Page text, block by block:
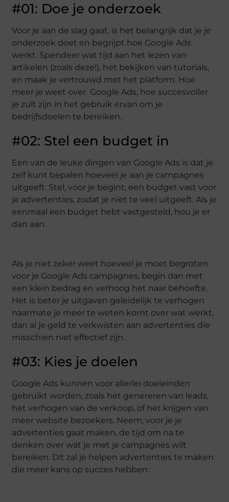
#01: Doe je onderzoek
Voor je aan de slag gaat, is het belangrijk dat je je
onderzoek doet en begrijpt hoe Google Ads
werkt. Spendeer wat tijd aan het lezen van
artikelen (zoals deze!), het bekijken van tutorials,
en maak je vertrouwd met het platform. Hoe
meer je weet over Google Ads, hoe succesvoller
je zult zijn in het gebruik ervan om je
bedrijfsdoelen te bereiken.
#02: Stel een budget in
Een van de leuke dingen van Google Ads is dat je
zelf kunt bepalen hoeveel je aan je campagnes
uitgeeft. Stel, voor je begint, een budget vast voor
je advertenties, zodat je niet te veel uitgeeft. Als je
eenmaal een budget hebt vastgesteld, hou je er
dan aan.
Als je niet zeker weet hoeveel je moet begroten
voor je Google Ads campagnes, begin dan met
een klein bedrag en verhoog het naar behoefte.
Het is beter je uitgaven geleidelijk te verhogen
naarmate je meer te weten komt over wat werkt,
dan al je geld te verkwisten aan advertenties die
misschien niet effectief zijn.
#03: Kies je doelen
Google Ads kunnen voor allerlei doeleinden
gebruikt worden, zoals het genereren van leads,
het verhogen van de verkoop, of het krijgen van
meer website bezoekers. Neem, voor je je
advertenties gaat maken, de tijd om na te
denken over wat je met je campagnes wilt
bereiken. Dit zal je helpen advertenties te maken
die meer kans op succes hebben.